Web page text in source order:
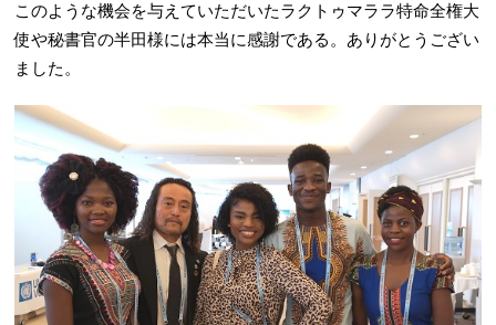
このような機会を与えていただいたラクトゥマララ特命全権大
使や秘書官の半田様には本当に感謝である。ありがとうござい
ました。